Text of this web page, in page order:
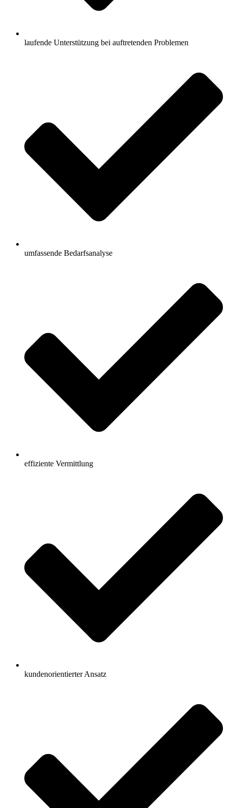
laufende Unterstützung bei auftretenden Problemen
umfassende Bedarfsanalyse
effiziente Vermittlung
kundenorientierter Ansatz